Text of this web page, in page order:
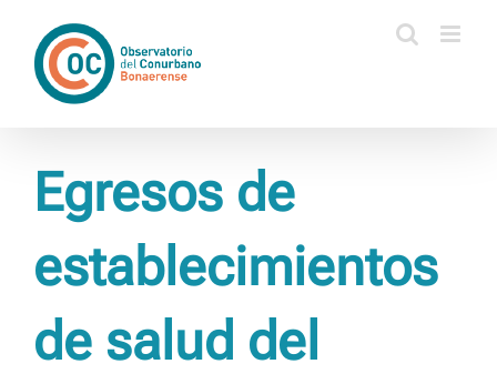
contenido
Egresos de
establecimientos
de salud del